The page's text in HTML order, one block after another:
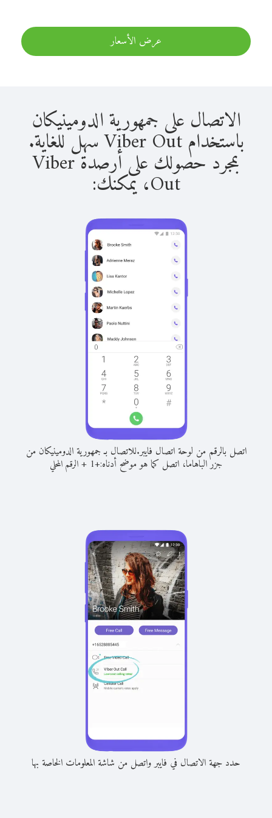
عرض الأسعار
الاتصال على جمهورية الدومينيكان
باستخدام Viber Out سهل للغاية.
بمجرد حصولك على أرصدة Viber
Out، يمكنك:
اتصل بالرقم من لوحة اتصال فايبر.للاتصال بـ جمهورية الدومينيكان من
جزر الباهاما، اتصل كما هو موضح أدناه:+
1
+الرقم المحلي
حدد جهة الاتصال في فايبر واتصل من شاشة المعلومات الخاصة بها